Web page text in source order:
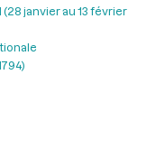
(28 janvier au 13 février